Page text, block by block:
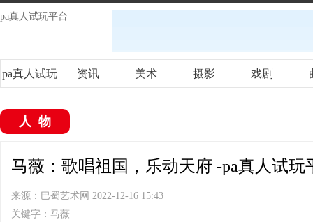
pa真人试玩平台
pa真人试玩 资讯 美术 摄影 戏剧
人物
马薇：歌唱祖国，乐动天府 -pa真人试玩
来源：巴蜀艺术网 2022-12-16 15:43
关键字：马薇